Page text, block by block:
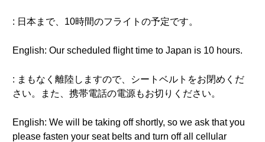
: 日本まで、10時間のフライトの予定です。
English: Our scheduled flight time to Japan is 10 hours.
: まもなく離陸しますので、シートベルトをお閉めくだ
さい。また、携帯電話の電源もお切りください。
English: We will be taking off shortly, so we ask that you
please fasten your seat belts and turn off all cellular